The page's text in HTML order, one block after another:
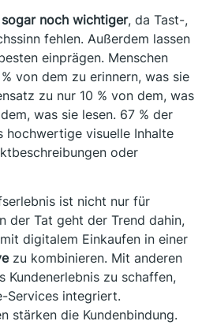
noch wichtiger, da Tast-,
fehlen. Außerdem lassen
einprägen. Menschen
von dem zu erinnern, was sie
zu nur 10 % von dem, was
was sie lesen. 67 % der
hochwertige visuelle Inhalte
oder
ist nicht nur für
der Tat geht der Trend dahin,
digitalem Einkaufen in einer
zu kombinieren. Mit anderen
Kundenerlebnis zu schaffen,
Services integriert.
stärken die Kundenbindung.